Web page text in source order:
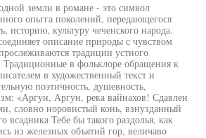
земли в романе - это символ
опьгга поколений, передающегося
историю, культуру чеченского народа.
описание природы с чувством
традиции устного
Традиционные в фольклоре обращения к
в художественный текст и
поэтичность, душевность,
«Аргун, Аргун, река вайнахов! Сдавлен
словно норовистый конь, взнузданный
всадника Тебе бы такого раздолья, как
из железных объятий гор, величаво